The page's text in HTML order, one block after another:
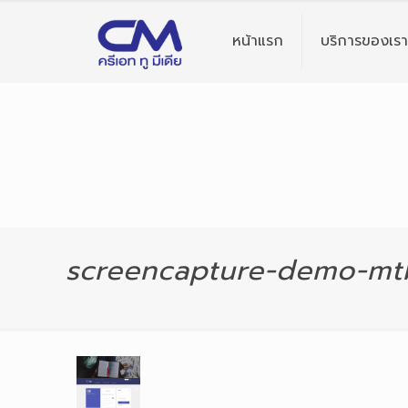
หน้าแรก บริการของเรา
screencapture-demo-